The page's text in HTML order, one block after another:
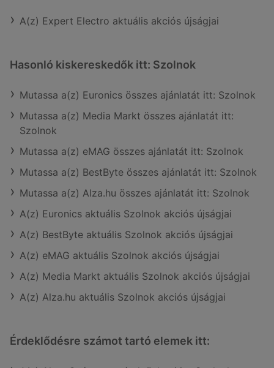
A(z) Expert Electro aktuális akciós újságjai
Hasonló kiskereskedők itt: Szolnok
Mutassa a(z) Euronics összes ajánlatát itt: Szolnok
Mutassa a(z) Media Markt összes ajánlatát itt:
Szolnok
Mutassa a(z) eMAG összes ajánlatát itt: Szolnok
Mutassa a(z) BestByte összes ajánlatát itt: Szolnok
Mutassa a(z) Alza.hu összes ajánlatát itt: Szolnok
A(z) Euronics aktuális Szolnok akciós újságjai
A(z) BestByte aktuális Szolnok akciós újságjai
A(z) eMAG aktuális Szolnok akciós újságjai
A(z) Media Markt aktuális Szolnok akciós újságjai
A(z) Alza.hu aktuális Szolnok akciós újságjai
Érdeklődésre számot tartó elemek itt: